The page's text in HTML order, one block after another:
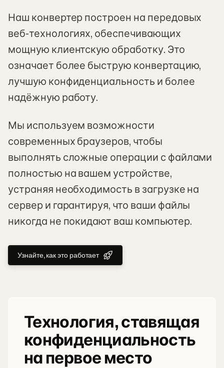
Технология, ставящая
конфиденциальность
на первое место
Наш конвертер построен на передовых
веб-технологиях, обеспечивающих
мощную клиентскую обработку. Это
означает более быструю конвертацию,
лучшую конфиденциальность и более
надёжную работу.
Мы используем возможности
современных браузеров, чтобы
выполнять сложные операции с файлами
полностью на вашем устройстве,
устраняя необходимость в загрузке на
сервер и гарантируя, что ваши файлы
никогда не покидают ваш компьютер.
Узнайте, как это работает